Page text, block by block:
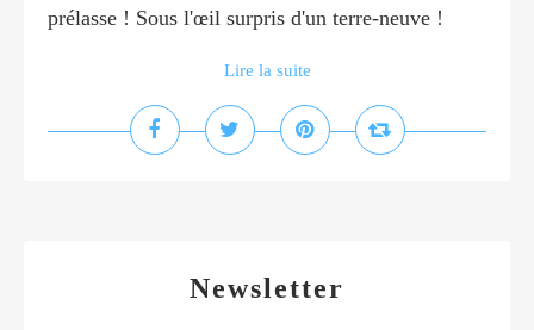
prélasse ! Sous l'œil surpris d'un terre-neuve !
Lire la suite
Newsletter